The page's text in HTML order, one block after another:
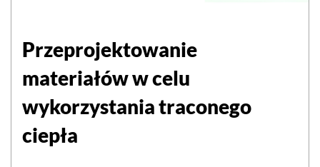
Przeprojektowanie
materiałów w celu
wykorzystania traconego
ciepła